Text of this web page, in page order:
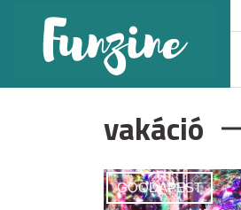
vakáció
GOODAPEST